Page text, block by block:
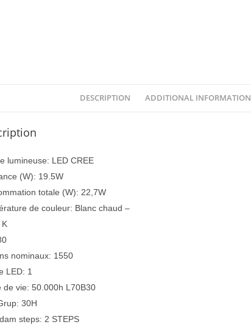
DESCRIPTION ADDITIONAL INFORMATION
lumineuse: LED CREE
(W): 19.5W
totale (W): 22,7W
de couleur: Blanc chaud –
K
nominaux: 1550
LED: 1
de vie: 50.000h L70B30
30H
steps: 2 STEPS